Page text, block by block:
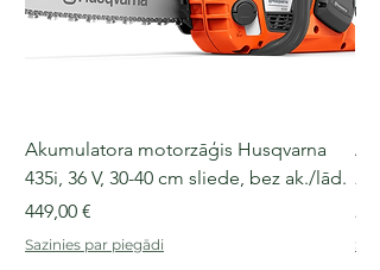
Akumulatora motorzāģis Husqvarna
435i, 36 V, 30-40 cm sliede, bez ak./lād.
Cena
449,00 €
Sazinies par piegādi